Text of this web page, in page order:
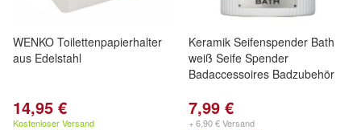
WENKO Toilettenpapierhalter
aus Edelstahl
14,95 €
Kostenloser Versand
Keramik Seifenspender Bath
weiß Seife Spender
Badaccessoires Badzubehör
7,99 €
+ 6,90 € Versand